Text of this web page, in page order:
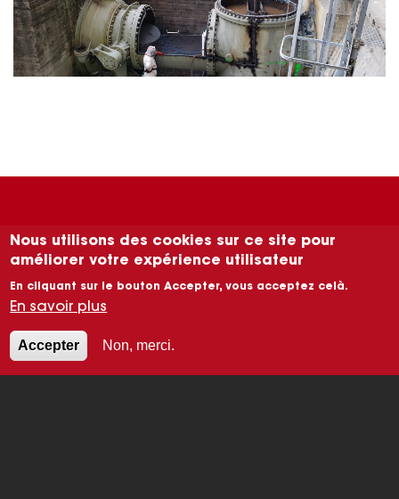
COMMENT POUVONS
NOUS VOUS AIDER ?
Nous utilisons des cookies sur ce site pour
améliorer votre expérience utilisateur
En cliquant sur le bouton Accepter, vous acceptez celà.
En savoir plus
Accepter Non, merci.